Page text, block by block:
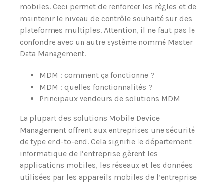
mobiles. Ceci permet de renforcer les règles et de
maintenir le niveau de contrôle souhaité sur des
plateformes multiples. Attention, il ne faut pas le
confondre avec un autre système nommé Master
Data Management.
MDM : comment ça fonctionne ?
MDM : quelles fonctionnalités ?
Principaux vendeurs de solutions MDM
La plupart des solutions Mobile Device
Management offrent aux entreprises une sécurité
de type end-to-end. Cela signifie le département
informatique de l’entreprise gèrent les
applications mobiles, les réseaux et les données
utilisées par les appareils mobiles de l’entreprise